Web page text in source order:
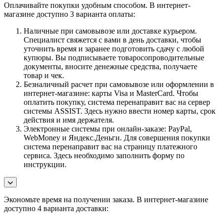
Оплачивайте покупки удобным способом. В интернет-
магазине доступно 3 варианта оплаты:
Наличные при самовывозе или доставке курьером.
Специалист свяжется с вами в день доставки, чтобы
уточнить время и заранее подготовить сдачу с любой
купюры. Вы подписываете товаросопроводительные
документы, вносите денежные средства, получаете
товар и чек.
Безналичный расчет при самовывозе или оформлении в
интернет-магазине: карты Visa и MasterCard. Чтобы
оплатить покупку, система перенаправит вас на сервер
системы ASSIST. Здесь нужно ввести номер карты, срок
действия и имя держателя.
Электронные системы при онлайн-заказе: PayPal,
WebMoney и Яндекс.Деньги. Для совершения покупки
система перенаправит вас на страницу платежного
сервиса. Здесь необходимо заполнить форму по
инструкции.
Экономьте время на получении заказа. В интернет-магазине
доступно 4 варианта доставки: